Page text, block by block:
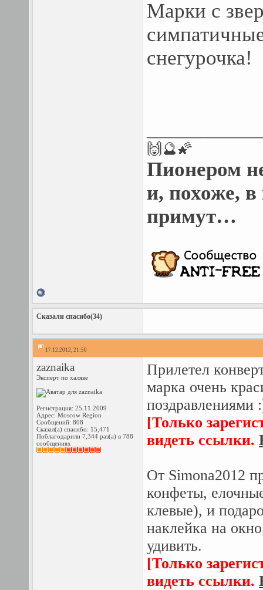
Марки с
снегурочка!
🙌🔮🌠
Пионером
и, похоже,
примут…
Сказали спасибо(34)
17.12.2012, 21:50
zaznaika
Эксперт по халяве
Регистрация: 25.11.2009
Адрес: Moscow Region
Сообщений: 808
Сказал(а) спасибо: 15,471
Поблагодарили 7,344 раз(а) в 788
сообщениях
Прилетел
марка очень
поздравлениями
[Только
видеть ссылки.
От Simona2012
конфеты,
клевые), и
наклейка на
удивить.
[Только
видеть ссылки.